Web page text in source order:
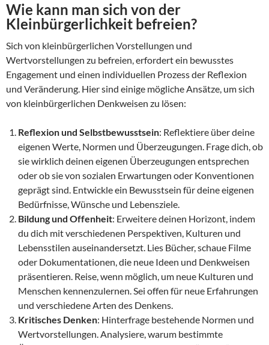
Wie kann man sich von der
Kleinbürgerlichkeit befreien?
Sich von kleinbürgerlichen Vorstellungen und
Wertvorstellungen zu befreien, erfordert ein bewusstes
Engagement und einen individuellen Prozess der Reflexion
und Veränderung. Hier sind einige mögliche Ansätze, um sich
von kleinbürgerlichen Denkweisen zu lösen:
Reflexion und Selbstbewusstsein: Reflektiere über deine
eigenen Werte, Normen und Überzeugungen. Frage dich, ob
sie wirklich deinen eigenen Überzeugungen entsprechen
oder ob sie von sozialen Erwartungen oder Konventionen
geprägt sind. Entwickle ein Bewusstsein für deine eigenen
Bedürfnisse, Wünsche und Lebensziele.
Bildung und Offenheit: Erweitere deinen Horizont, indem
du dich mit verschiedenen Perspektiven, Kulturen und
Lebensstilen auseinandersetzt. Lies Bücher, schaue Filme
oder Dokumentationen, die neue Ideen und Denkweisen
präsentieren. Reise, wenn möglich, um neue Kulturen und
Menschen kennenzulernen. Sei offen für neue Erfahrungen
und verschiedene Arten des Denkens.
Kritisches Denken: Hinterfrage bestehende Normen und
Wertvorstellungen. Analysiere, warum bestimmte